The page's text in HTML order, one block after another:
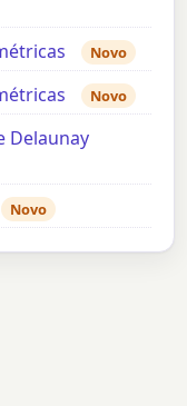
Novo
Novo
Delaunay
Novo